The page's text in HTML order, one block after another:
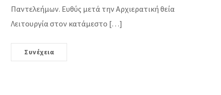
Παντελεήμων. Ευθύς μετά την Αρχιερατική θεία
Λειτουργία στον κατάμεστο […]
Συνέχεια